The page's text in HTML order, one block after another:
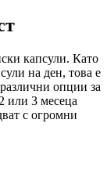
капсули. Като
на ден, това е
опции за
или 3 месеца
с огромни